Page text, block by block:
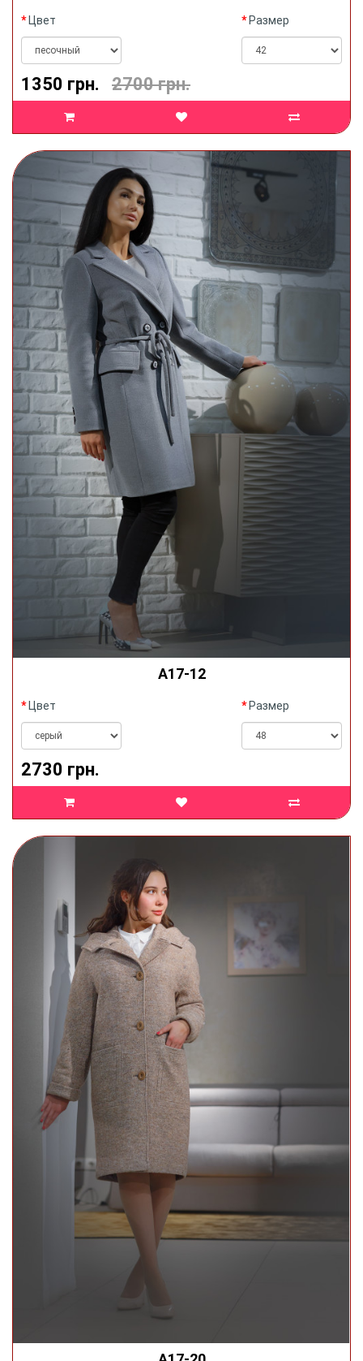
Цвет Размер
1350 грн. 2700 грн.
А17-12
Цвет Размер
2730 грн.